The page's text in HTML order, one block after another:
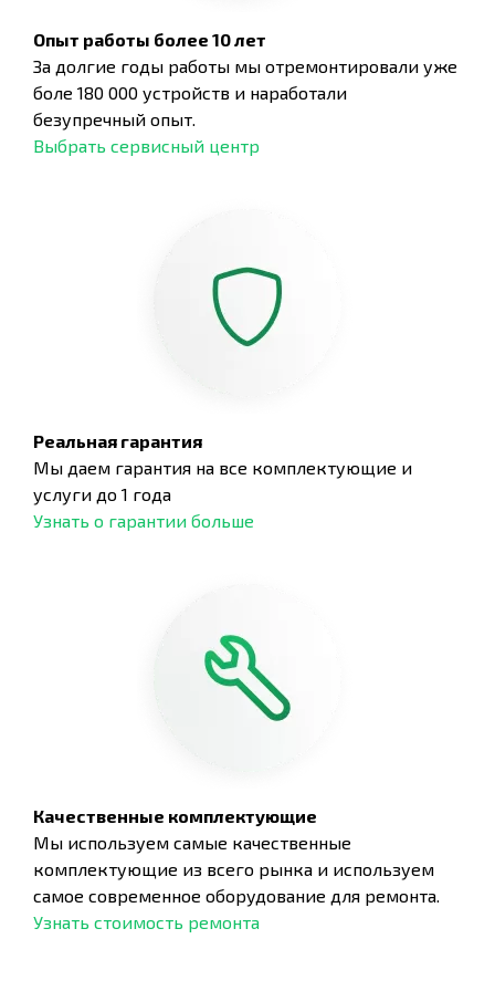
Опыт работы более 10 лет
За долгие годы работы мы отремонтировали уже
боле 180 000 устройств и наработали
безупречный опыт.
Выбрать сервисный центр
Реальная гарантия
Мы даем гарантия на все комплектующие и
услуги до 1 года
Узнать о гарантии больше
Качественные комплектующие
Мы используем самые качественные
комплектующие из всего рынка и используем
самое современное оборудование для ремонта.
Узнать стоимость ремонта